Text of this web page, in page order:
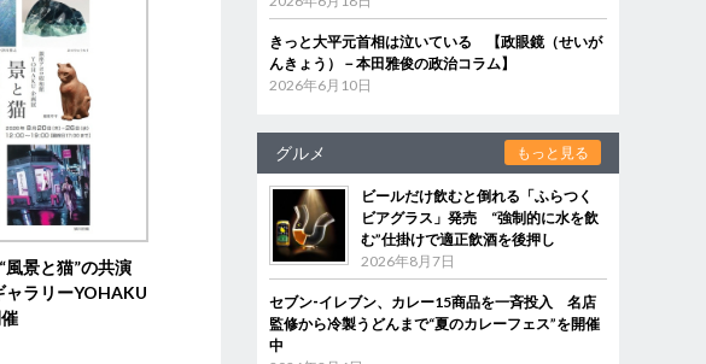
風景と猫”の共演
ャラリーYOHAKU
きっと大平元首相は泣いている 【政眼鏡（せいが
んきょう）－本田雅俊の政治コラム】
2026年6月10日
グルメ もっと見る
ビールだけ飲むと倒れる「ふらつく
ビアグラス」発売 “強制的に水を飲
む”仕掛けで適正飲酒を後押し
2026年8月7日
セブン‐イレブン、カレー15商品を一斉投入 名店
監修から冷製うどんまで“夏のカレーフェス”を開催
中